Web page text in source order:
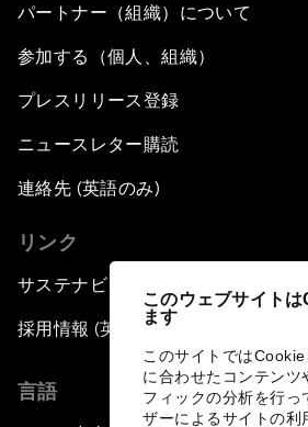
このウェブサイト
ます
このサイトでは
に合わせたコンテンツ
フィックの分析を行っ
ザーによるサイトの利
パートナー（組織）について
参加する（個人、組織）
プレスリリース登録
ニュースレター購読
連絡先 (英語のみ)
リンク
サステナビリティへの取り組み
採用情報 (英語のみ)
言語